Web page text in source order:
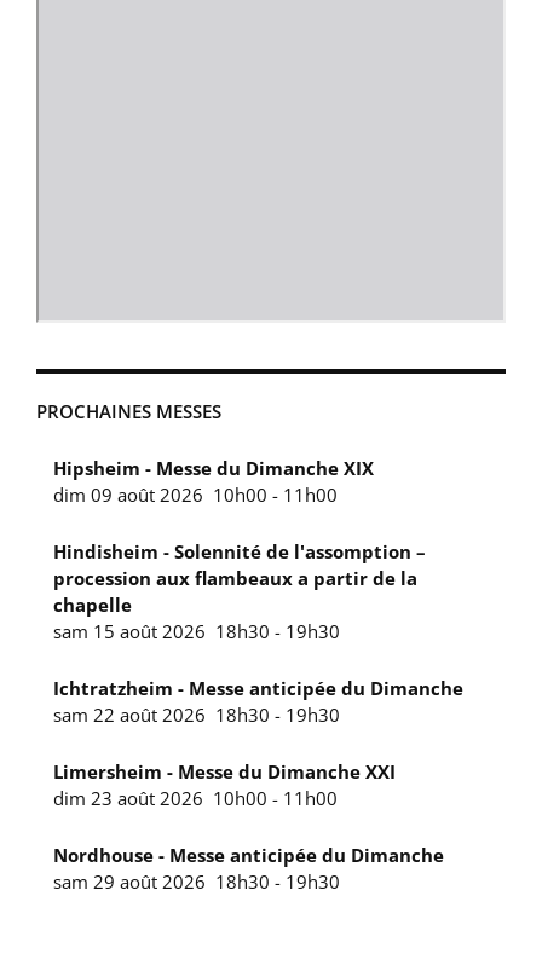
PROCHAINES MESSES
Hipsheim - Messe du Dimanche XIX
dim 09 août 2026 10h00 - 11h00
Hindisheim - Solennité de l'assomption –
procession aux flambeaux a partir de la
chapelle
sam 15 août 2026 18h30 - 19h30
Ichtratzheim - Messe anticipée du Dimanche
sam 22 août 2026 18h30 - 19h30
Limersheim - Messe du Dimanche XXI
dim 23 août 2026 10h00 - 11h00
Nordhouse - Messe anticipée du Dimanche
sam 29 août 2026 18h30 - 19h30